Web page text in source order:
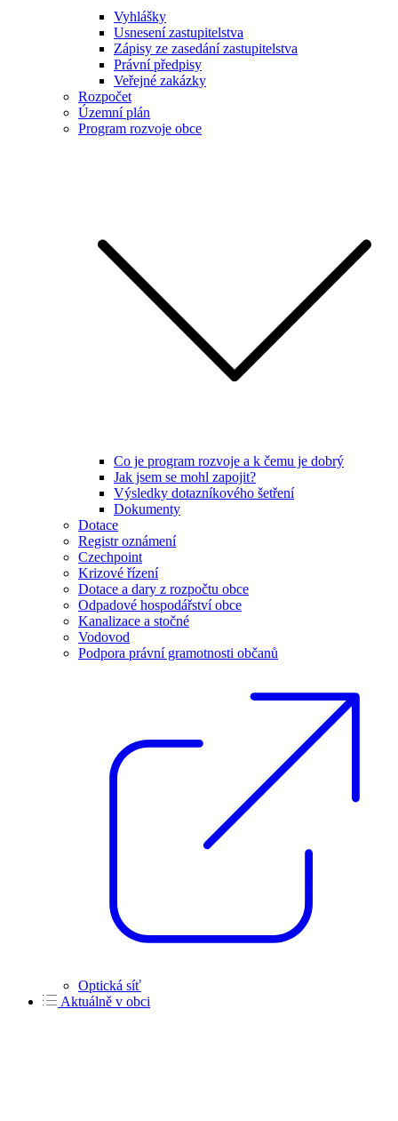
Vyhlášky
Usnesení zastupitelstva
Zápisy ze zasedání zastupitelstva
Právní předpisy
Veřejné zakázky
Rozpočet
Územní plán
Program rozvoje obce
Co je program rozvoje a k čemu je dobrý
Jak jsem se mohl zapojit?
Výsledky dotazníkového šetření
Dokumenty
Dotace
Registr oznámení
Czechpoint
Krizové řízení
Dotace a dary z rozpočtu obce
Odpadové hospodářství obce
Kanalizace a stočné
Vodovod
Podpora právní gramotnosti občanů
Optická síť
Aktuálně v obci